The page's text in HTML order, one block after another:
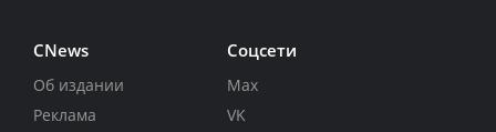
CNews
Об издании
Реклама
Соцсети
Max
VK